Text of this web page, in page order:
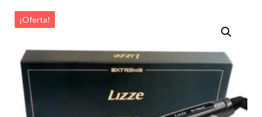
¡Oferta!